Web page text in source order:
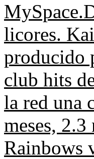
MySpace.
licores.
producido
club hits
la red una
meses,
Rainbows